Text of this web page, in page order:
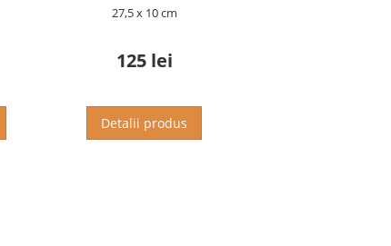
27,5 x 10 cm
125 lei
Detalii produs